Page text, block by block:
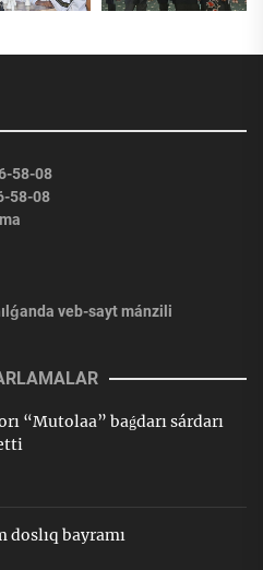
58-08
58-08
veb-sayt mánzili
“Mutolaa” baǵdarı sárdarı
bayramı